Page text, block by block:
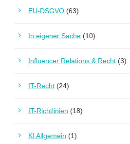
EU-DSGVO (63)
In eigener Sache (10)
Influencer Relations & Recht (3)
IT-Recht (24)
IT-Richtlinien (18)
KI Allgemein (1)